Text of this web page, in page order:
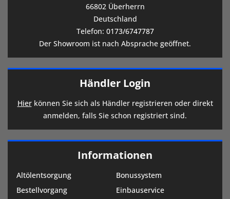
66802 Überherrn
Deutschland
Telefon: 0173/6747787
Der Showroom ist nach Absprache geöffnet.
Händler Login
Hierkönnen Sie sich als Händler registrieren oder direkt
anmelden, falls Sie schon registriert sind.
Informationen
Altölentsorgung
Bestellvorgang
Bonussystem
Einbauservice